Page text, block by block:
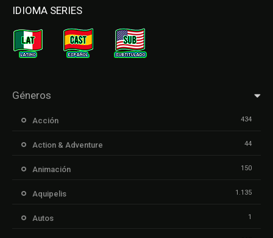
IDIOMA SERIES
Géneros
Acción 434
Action & Adventure 44
Animación 150
Aquipelis 1.135
Autos 1